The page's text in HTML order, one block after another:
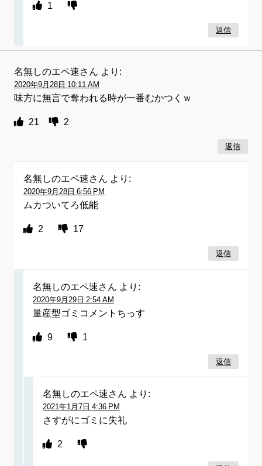
1
返信
名無しのエペ速さん より:
2020年9月28日 10:11 AM
味方に無言で奪われる時が一番むかつくｗ
21 2
返信
名無しのエペ速さん より:
2020年9月28日 6:56 PM
ムカついてろ低能
2 17
返信
名無しのエペ速さん より:
2020年9月29日 2:54 AM
量産型ゴミコメントちっす
9 1
返信
名無しのエペ速さん より:
2021年1月7日 4:36 PM
さすがにゴミに失礼
2